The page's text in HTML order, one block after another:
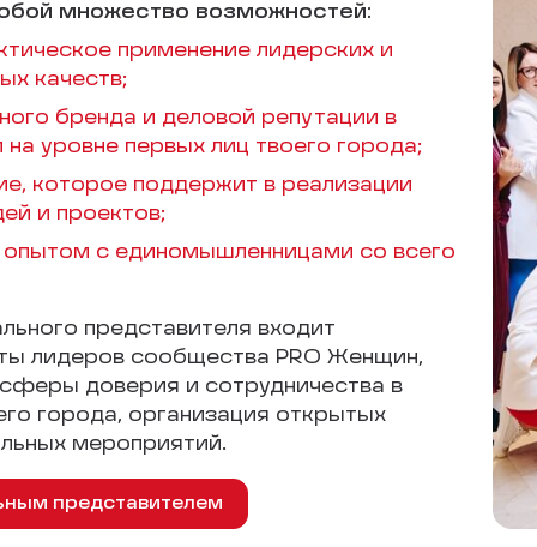
множество возможностей:
применение лидерских и
качеств;
бренда и деловой репутации в
уровне первых лиц твоего города;
которое поддержит в реализации
и проектов;
с единомышленницами со всего
представителя входит
лидеров сообщества PRO Женщин,
доверия и сотрудничества в
города, организация открытых
мероприятий.
представителем